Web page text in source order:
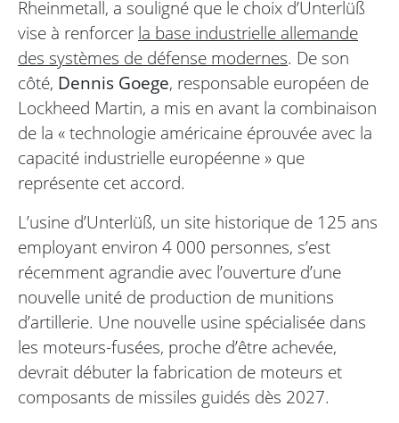
Rheinmetall, a souligné que le choix d’Unterlüß
vise à renforcer la base industrielle allemande
des systèmes de défense modernes. De son
côté, Dennis Goege, responsable européen de
Lockheed Martin, a mis en avant la combinaison
de la « technologie américaine éprouvée avec la
capacité industrielle européenne » que
représente cet accord.
L’usine d’Unterlüß, un site historique de 125 ans
employant environ 4 000 personnes, s’est
récemment agrandie avec l’ouverture d’une
nouvelle unité de production de munitions
d’artillerie. Une nouvelle usine spécialisée dans
les moteurs-fusées, proche d’être achevée,
devrait débuter la fabrication de moteurs et
composants de missiles guidés dès 2027.